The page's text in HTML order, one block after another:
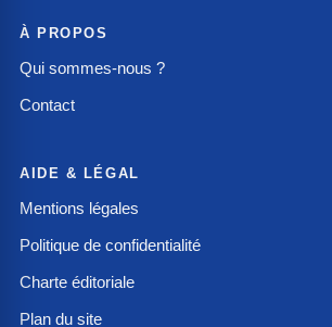
À PROPOS
Qui sommes-nous ?
Contact
AIDE & LÉGAL
Mentions légales
Politique de confidentialité
Charte éditoriale
Plan du site